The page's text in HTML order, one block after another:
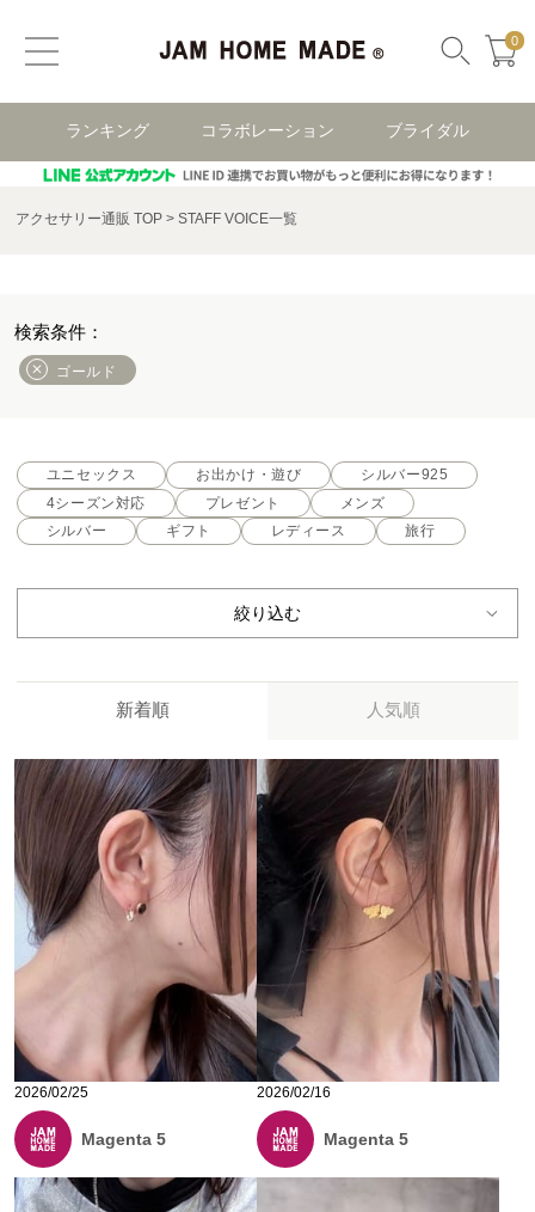
0
ランキング コラボレーション ブライダル
アクセサリー通販 TOP STAFF VOICE一覧
ゴールド
ユニセックス お出かけ・遊び
シルバー925
4シーズン対応
プレゼント
メンズ
シルバー
ギフト レディース 旅行
絞り込む
新着順 人気順
2026/02/25
Magenta 5
2026/02/16
Magenta 5